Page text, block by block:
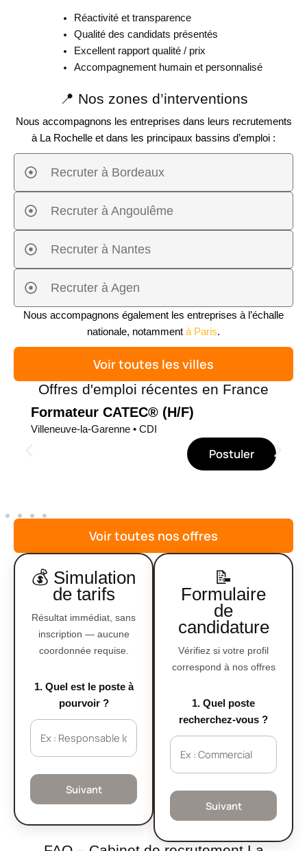
Réactivité et transparence
Qualité des candidats présentés
Excellent rapport qualité / prix
Accompagnement humain et personnalisé
📍 Nos zones d’interventions
Nous accompagnons les entreprises dans leurs recrutements
à La Rochelle et dans les principaux bassins d’emploi :
Recruter à Bordeaux
Recruter à Angoulême
Recruter à Nantes
Recruter à Agen
Nous accompagnons également les entreprises à l’échalle
nationale, notamment à Paris.
Voir toutes les villes
Offres d'emploi récentes en France
Formateur CATEC® (H/F)
Villeneuve-la-Garenne • CDI
Postuler
Voir toutes nos offres
💰 Simulation
de tarifs
Résultat immédiat, sans
inscription — aucune
coordonnée requise.
1. Quel est le poste à
pourvoir ?
Suivant
📝
Formulaire
de
candidature
Vérifiez si votre profil
correspond à nos offres
1. Quel poste
recherchez-vous ?
Suivant